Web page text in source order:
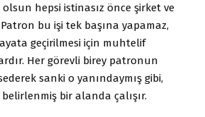
hepsi istinasız önce şirket ve
bu işi tek başına yapamaz,
geçirilmesi için muhtelif
Her görevli birey patronun
sanki o yanındaymış gibi,
bir alanda çalışır.